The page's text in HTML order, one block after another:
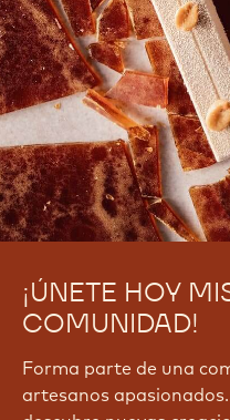
¡ÚNETE HOY
COMUNIDAD!
Forma parte de una
artesanos